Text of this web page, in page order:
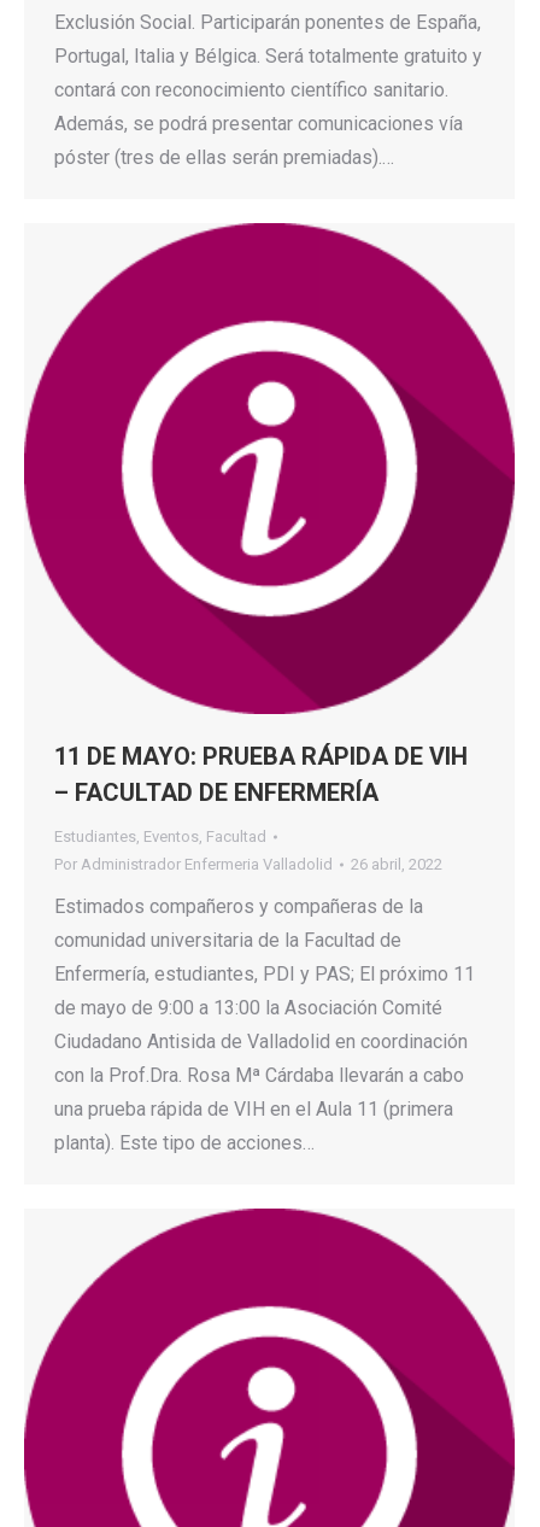
Exclusión Social. Participarán ponentes de España,
Portugal, Italia y Bélgica. Será totalmente gratuito y
contará con reconocimiento científico sanitario.
Además, se podrá presentar comunicaciones vía
póster (tres de ellas serán premiadas).…
11 DE MAYO: PRUEBA RÁPIDA DE VIH
– FACULTAD DE ENFERMERÍA
Estudiantes, Eventos, Facultad
Por Administrador Enfermeria Valladolid 26 abril, 2022
Estimados compañeros y compañeras de la
comunidad universitaria de la Facultad de
Enfermería, estudiantes, PDI y PAS; El próximo 11
de mayo de 9:00 a 13:00 la Asociación Comité
Ciudadano Antisida de Valladolid en coordinación
con la Prof.Dra. Rosa Mª Cárdaba llevarán a cabo
una prueba rápida de VIH en el Aula 11 (primera
planta). Este tipo de acciones…